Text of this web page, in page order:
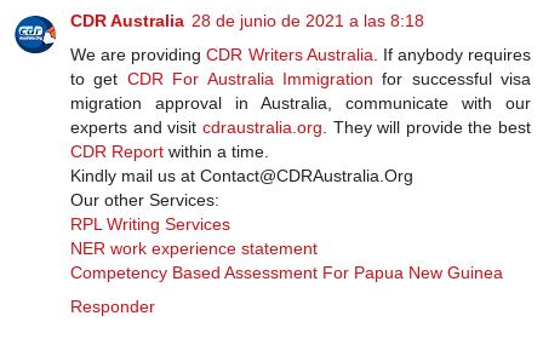
CDR Australia 28 de junio de 2021 a las 8:18
We are providingCDR Writers Australia. If anybody requires
to get CDR For Australia Immigration for successful visa
migration approval in Australia, communicate with our
experts and visit cdraustralia.org. They will provide the best
CDR Report within a time.
Kindly mail us at Contact@CDRAustralia.Org
Our other Services:
RPL Writing Services
NER work experience statement
Competency Based Assessment For Papua New Guinea
Responder